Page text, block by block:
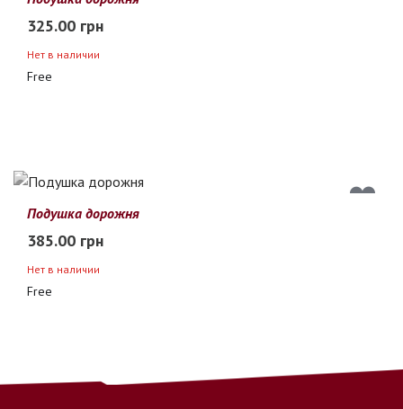
325.00 грн
Нет в наличии
Free
Подушка дорожня
385.00 грн
Нет в наличии
Free